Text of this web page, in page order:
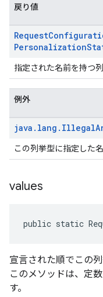
戻り値
Request
Personalization
指定された名前を持つ
例外
java . lang . Illegal
この列挙型に指定した
values
public static
宣言された順でこの
このメソッドは、定
す。